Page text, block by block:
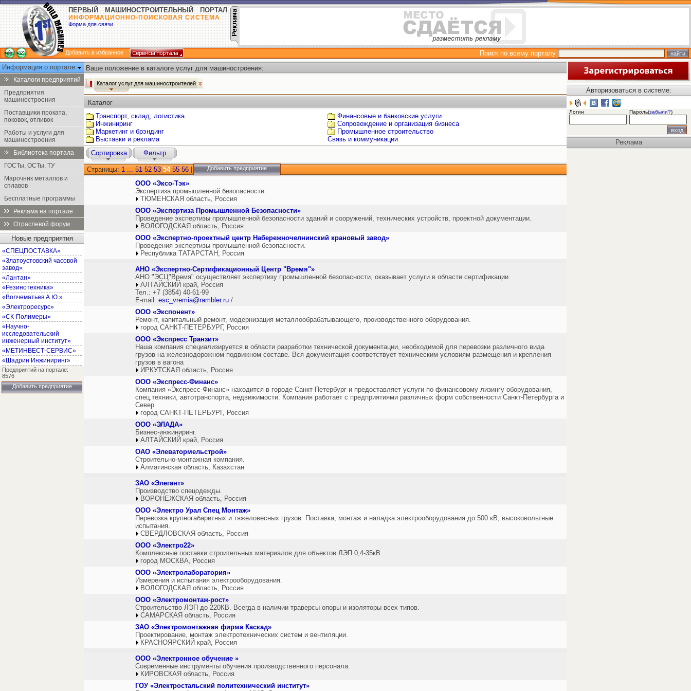
ПЕРВЫЙ МАШИНОСТРОИТЕЛЬНЫЙ ПОРТАЛ
ИНФОРМАЦИОННО-ПОИСКОВАЯ СИСТЕМА
Форма для связи
Добавить в избранное
Поиск по всему порталу
Информация о портале
Каталоги предприятий
Предприятия
машиностроения
Поставщики проката,
поковок, отливок
Работы и услуги для
машиностроения
Библиотека портала
ГОСТы, ОСТы, ТУ
Марочник металлов и
сплавов
Бесплатные программы
Реклама на портале
Отраслевой форум
Новые предприятия
«СПЕЦПОСТАВКА»
«Златоустовский часовой
завод»
«Лантан»
«Резинотехника»
«Волчематьев А.Ю.»
«Электроресурс»
«СК-Полимеры»
«Научно-
исследовательский
инженерный институт»
«МЕТИНВЕСТ-СЕРВИС»
«Шадрин Инжиниринг»
Предприятий на портале:
8576
Добавить предприятие
Ваше положение в каталоге услуг для машиностроения:
Каталог услуг для машиностроителей
Каталог
Транспорт, склад, логистика
Инжиниринг
Маркетинг и брэндинг
Выставки и реклама
Финансовые и банковские услуги
Сопровождение и организация бизнеса
Промышленное строительство
Cвязь и коммуникации
Сортировка
Фильтр
Страницы: 1 ... 51 52 53 54 55 56 Добавить предприятие
ООО «Эксо-Тэк»
Экспертиза промышленной безопасности.
ТЮМЕНСКАЯ область, Россия
ООО «Экспертиза Промышленной Безопасности»
Проведение экспертизы промышленной безопасности зданий и сооружений, технических устройств, проектной документации.
ВОЛОГОДСКАЯ область, Россия
OOO «Экспертно-проектный центр Набережночелнинский крановый завод»
Проведения экспертизы промышленной безопасности.
Республика ТАТАРСТАН, Россия
АНО «Экспертно-Сертификационный Центр "Время"»
АНО "ЭСЦ"Время" осуществляет экспертизу промышленной безопасности, оказывает услуги в области сертификации.
АЛТАЙСКИЙ край, Россия
Тел.: +7 (3854) 40-61-99
E-mail: esc_vremia@rambler.ru /
ООО «Экспонент»
Ремонт, капитальный ремонт, модернизация металлообрабатывающего, производственного оборудования.
город САНКТ-ПЕТЕРБУРГ, Россия
ООО «Экспресс Транзит»
Наша компания специализируется в области разработки технической документации, необходимой для перевозки различного вида
грузов на железнодорожном подвижном составе. Вся документация соответствует техническим условиям размещения и крепления
грузов в вагона
ИРКУТСКАЯ область, Россия
ООО «Экспресс-Финанс»
Компания «Экспресс-Финанс» находится в городе Санкт-Петербург и предоставляет услуги по финансовому лизингу оборудования,
спец.техники, автотранспорта, недвижимости. Компания работает с предприятиями различных форм собственности Санкт-Петербурга и
Север
город САНКТ-ПЕТЕРБУРГ, Россия
ООО «ЭЛАДА»
Бизнес-инжиниринг.
АЛТАЙСКИЙ край, Россия
ОАО «Элеватормельстрой»
Строительно-монтажная компания.
Алматинская область, Казахстан
ЗАО «Элегант»
Производство спецодежды.
ВОРОНЕЖСКАЯ область, Россия
ООО «Электро Урал Спец Монтаж»
Перевозка крупногабаритных и тяжеловесных грузов. Поставка, монтаж и наладка электрооборудования до 500 кВ, высоковольтные
испытания.
СВЕРДЛОВСКАЯ область, Россия
ООО «Электро22»
Комплексные поставки строительных материалов для объектов ЛЭП 0,4-35кВ.
город МОСКВА, Россия
ООО «Электролаборатория»
Измерения и испытания электрооборудования.
ВОЛОГОДСКАЯ область, Россия
ООО «Электромонтаж-рост»
Строительство ЛЭП до 220КВ. Всегда в наличии траверсы опоры и изоляторы всех типов.
САМАРСКАЯ область, Россия
ЗАО «Электромонтажная фирма Каскад»
Проектирование, монтаж электротехнических систем и вентиляции.
КРАСНОЯРСКИЙ край, Россия
ООО «Электронное обучение »
Современные инструменты обучения производственного персонала.
КИРОВСКАЯ область, Россия
ГОУ «Электростальский политехнический институт»
Авторизоваться в системе:
Логин Пароль(забыли?)
Реклама